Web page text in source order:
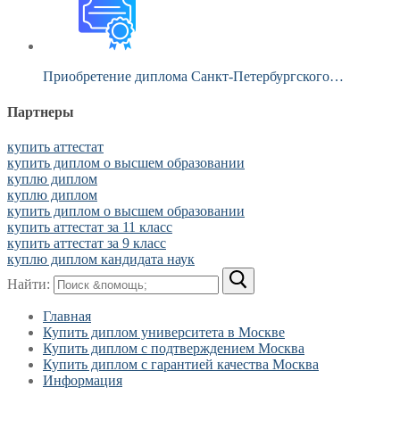
Приобретение диплома Санкт-Петербургского…
Партнеры
купить аттестат
купить диплом о высшем образовании
куплю диплом
куплю диплом
купить диплом о высшем образовании
купить аттестат за 11 класс
купить аттестат за 9 класс
куплю диплом кандидата наук
Найти:
Главная
Купить диплом университета в Москве
Купить диплом с подтверждением Москва
Купить диплом с гарантией качества Москва
Информация